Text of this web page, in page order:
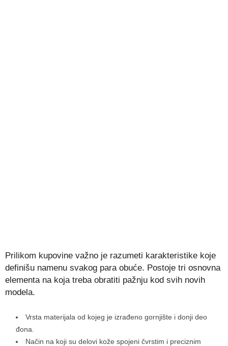
Prilikom kupovine važno je razumeti karakteristike koje
definišu namenu svakog para obuće. Postoje tri osnovna
elementa na koja treba obratiti pažnju kod svih novih
modela.
Vrsta materijala od kojeg je izrađeno gornjište i donji deo
đona.
Način na koji su delovi kože spojeni čvrstim i preciznim